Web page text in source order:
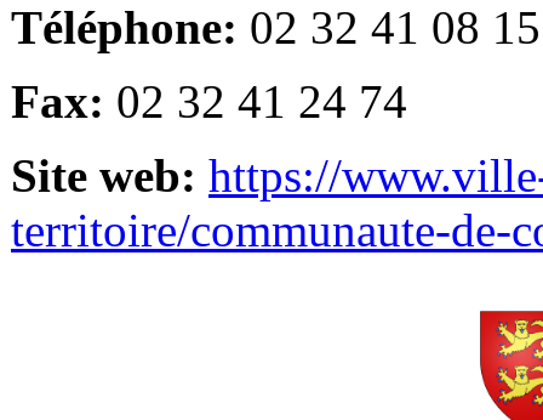
Téléphone: 02 32 41 08 15
Fax: 02 32 41 24 74
Site web: https://
territoire/communaute-de-